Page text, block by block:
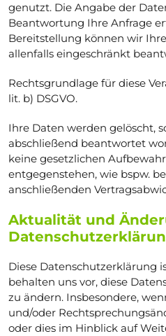
genutzt. Die Angabe der
Beantwortung Ihre Anfrage
Bereitstellung können wir
allenfalls eingeschränkt
Rechtsgrundlage für diese
lit. b) DSGVO.
Ihre Daten werden gelöscht,
abschließend beantwortet
keine gesetzlichen
entgegenstehen, wie bspw.
anschließenden
Aktualität und
Diese Datenschutzerklärung
behalten uns vor, diese
zu ändern. Insbesondere,
und/oder
oder dies im Hinblick auf